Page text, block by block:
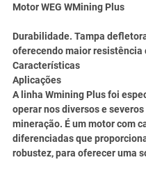
Motor WEG WMining Plus
Durabilidade. Tampa
oferecendo maior resistência
Características
Aplicações
A linha Wmining Plus foi
operar nos diversos e
mineração. É um motor com
diferenciadas que
robustez, para oferecer uma